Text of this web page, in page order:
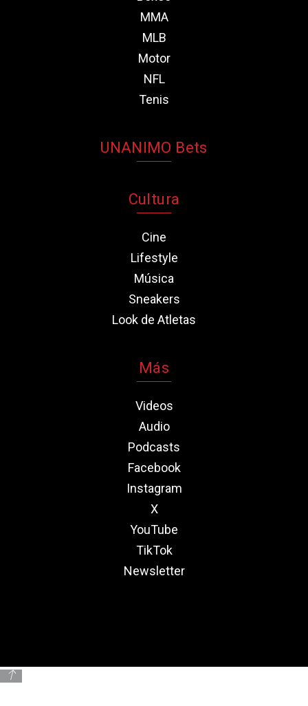
MMA
MLB
Motor
NFL
Tenis
UNANIMO Bets
Cultura
Cine
Lifestyle
Música
Sneakers
Look de Atletas
Más
Videos
Audio
Podcasts
Facebook
Instagram
X
YouTube
TikTok
Newsletter